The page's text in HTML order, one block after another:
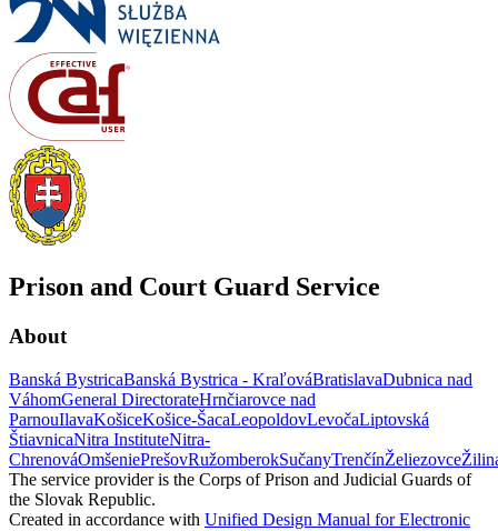
Prison and Court Guard Service
About
Banská BystricaBanská Bystrica - KraľováBratislavaDubnica nad
VáhomGeneral DirectorateHrnčiarovce nad
ParnouIlavaKošiceKošice-ŠacaLeopoldovLevočaLiptovská
ŠtiavnicaNitra InstituteNitra-
ChrenováOmšeniePrešovRužomberokSučanyTrenčínŽeliezovce
The service provider is the Corps of Prison and Judicial Guards of
the Slovak Republic.
Created in accordance with Unified Design Manual for Electronic